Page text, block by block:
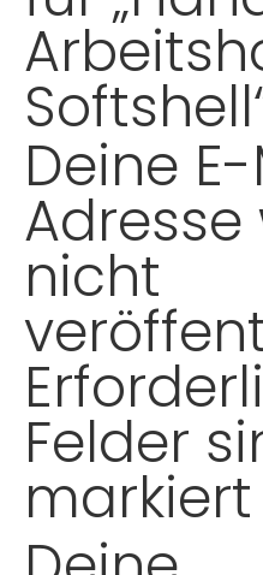
Deine
Adresse
nicht
Felder
markiert